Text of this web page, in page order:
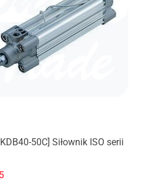
50C] Siłownik ISO serii